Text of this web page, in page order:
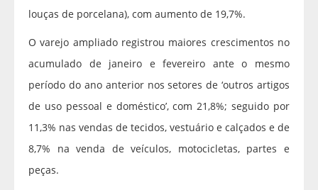
louças de porcelana), com aumento de 19,7%.
O varejo ampliado registrou maiores crescimentos no
acumulado de janeiro e fevereiro ante o mesmo
período do ano anterior nos setores de ‘outros artigos
de uso pessoal e doméstico’, com 21,8%; seguido por
11,3% nas vendas de tecidos, vestuário e calçados e de
8,7% na venda de veículos, motocicletas, partes e
peças.